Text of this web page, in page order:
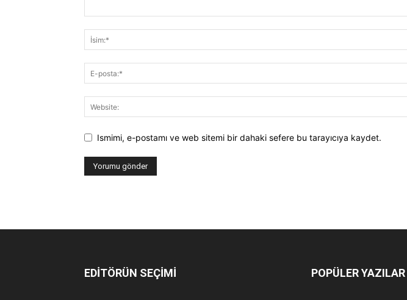
Ismimi, e-postamı ve web sitemi bir dahaki sefere bu tarayıcıya kaydet.
EDİTÖRÜN SEÇİMİ POPÜLER YAZILAR